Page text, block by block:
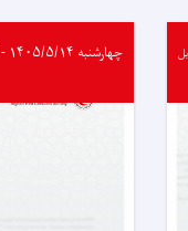
چهارشنبه ۱۴۰۵/۵/۱۴ - ۹:۴۹